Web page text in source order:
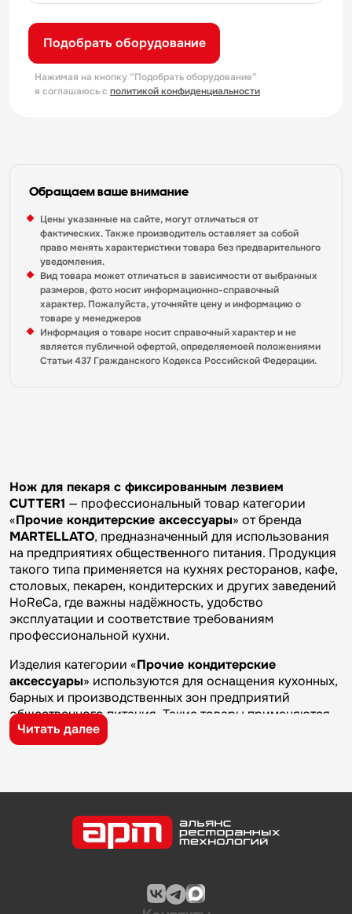
Подобрать оборудование
Нажимая на кнопку “Подобрать оборудование”
я соглашаюсь с политикой конфиденциальности
Обращаем ваше внимание
Цены указанные на сайте, могут отличаться от
фактических. Также производитель оставляет за собой
право менять характеристики товара без предварительного
уведомления.
Вид товара может отличаться в зависимости от выбранных
размеров, фото носит информационно-справочный
характер. Пожалуйста, уточняйте цену и информацию о
товаре у менеджеров
Информация о товаре носит справочный характер и не
является публичной офертой, определяемоей положениями
Статьи 437 Гражданского Кодекса Российской Федерации.
Нож для пекаря с фиксированным лезвием
CUTTER1 — профессиональный товар категории
«Прочие кондитерские аксессуары» от бренда
MARTELLATO, предназначенный для использования
на предприятиях общественного питания. Продукция
такого типа применяется на кухнях ресторанов, кафе,
столовых, пекарен, кондитерских и других заведений
HoReCa, где важны надёжность, удобство
эксплуатации и соответствие требованиям
профессиональной кухни.
Изделия категории «Прочие кондитерские
аксессуары» используются для оснащения кухонных,
барных и производственных зон предприятий
общественного питания. Такие товары применяются
на профессиональных кухнях ресторанов и кафе, в
столовых, пекарнях, кондитерских и на пищевых
работы.
MARTELLATOизвестен на рынке
профессионального оборудования и кухонного
производителя используется на предприятиях
общественного питания и подходит для эксплуатации
Читать далее